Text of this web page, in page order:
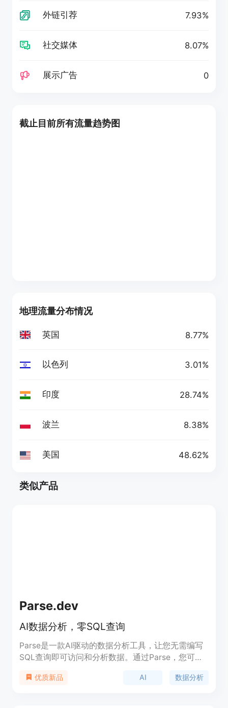
外链引荐 7.93%
社交媒体 8.07%
展示广告 0
截止目前所有流量趋势图
地理流量分布情况
英国 8.77%
以色列 3.01%
印度 28.74%
波兰 8.38%
美国 48.62%
类似产品
Parse.dev
AI数据分析，零SQL查询
Parse是一款AI驱动的数据分析工具，让您无需编写
SQL查询即可访问和分析数据。通过Parse，您可以
等。优势：无需SQL知识，直观便捷；智能分析，自
优质新品 AI 数据分析